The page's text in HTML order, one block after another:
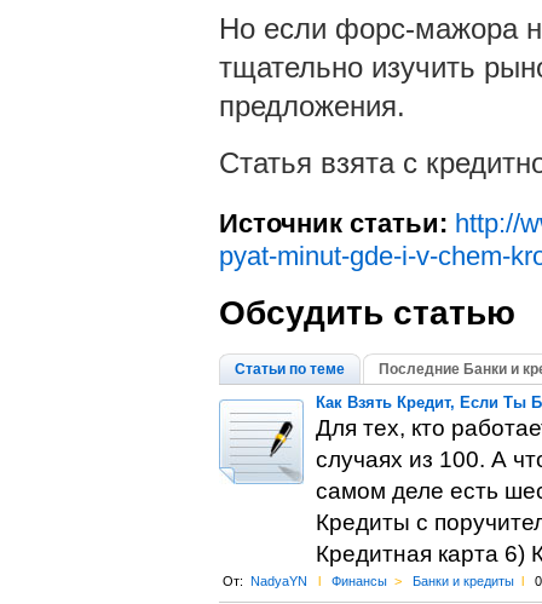
Но если форс-мажора
тщательно изучить
предложения.
Статья взята с
Источник статьи: http://
pyat-minut-gde-i-v-chem-
Обсудить статью
Статьи по теме Последние Банки и
Как Взять Кредит, Если Ты
Для тех, кто
случаях из 100. А
самом деле есть
Кредиты с
Кредитная карта 6)
От: NadyaYN l Финансы > Банки и кредиты l